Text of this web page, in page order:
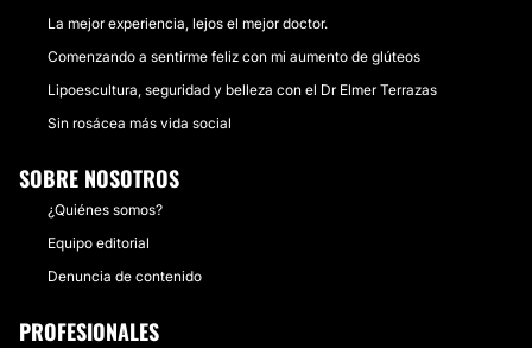
La mejor experiencia, lejos el mejor doctor.
Comenzando a sentirme feliz con mi aumento de glúteos
Lipoescultura, seguridad y belleza con el Dr Elmer Terrazas
Sin rosácea más vida social
SOBRE NOSOTROS
¿Quiénes somos?
Equipo editorial
Denuncia de contenido
PROFESIONALES